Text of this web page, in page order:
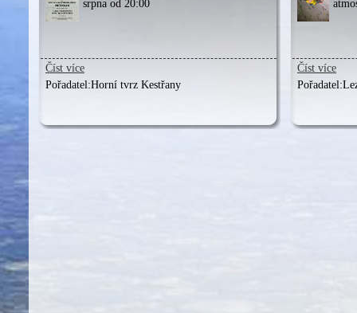
srpna od 20:00
Číst více
Pořadatel:Horní tvrz Kestřany
Číst více
Pořadatel: